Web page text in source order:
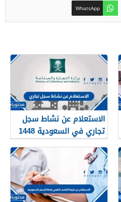
WhatsApp
الاستعلام عن نشاط سجل
تجاري في السعودية 1448